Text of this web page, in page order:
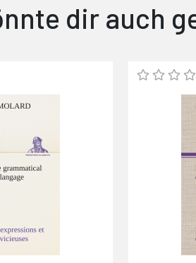
dir auch